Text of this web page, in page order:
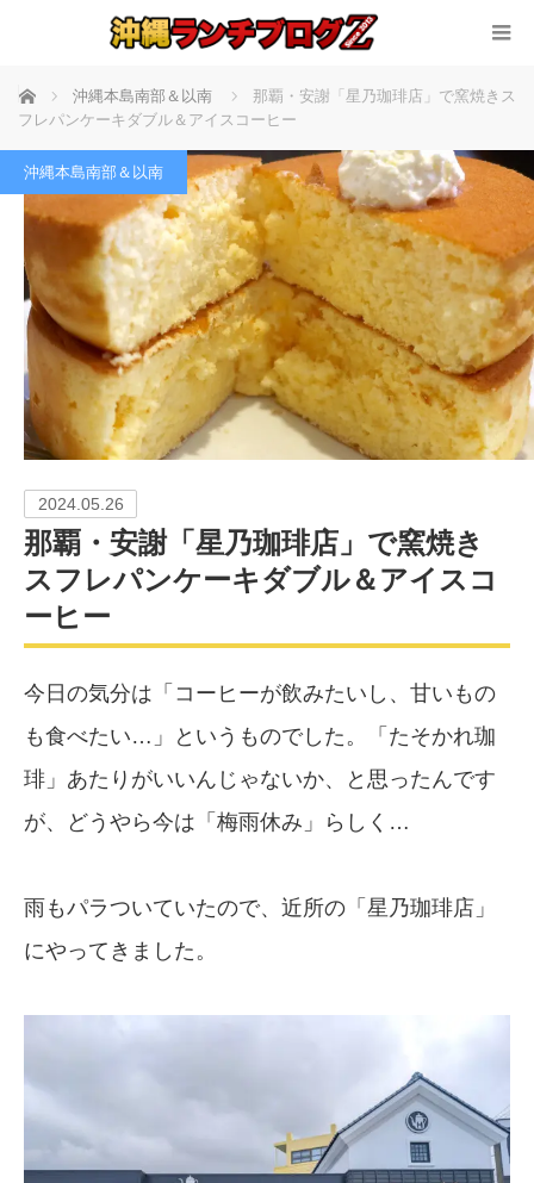
ホーム 沖縄本島南部＆以南
那覇・安謝「星乃珈琲店」で窯焼きス
フレパンケーキダブル＆アイスコーヒー
沖縄本島南部＆以南
2024.05.26
那覇・安謝「星乃珈琲店」で窯焼き
スフレパンケーキダブル＆アイスコ
ーヒー
今日の気分は「コーヒーが飲みたいし、甘いもの
も食べたい…」というものでした。「たそかれ珈
琲」あたりがいいんじゃないか、と思ったんです
が、どうやら今は「梅雨休み」らしく…
雨もパラついていたので、近所の「星乃珈琲店」
にやってきました。